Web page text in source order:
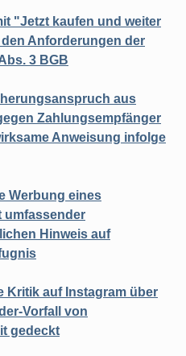
"Jetzt kaufen und weiter
Anforderungen der
3 BGB
aus
Zahlungsempfänger
Anweisung infolge
Werbung eines
umfassender
Hinweis auf
Kritik auf Instagram über
Vorfall von
gedeckt